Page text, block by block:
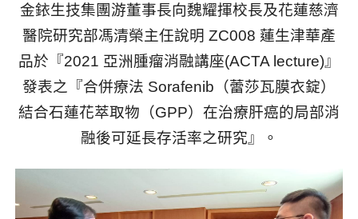
金銥生技集團游董事長向魏耀揮校長及花蓮慈濟
醫院研究部馮清榮主任說明 ZC008 蓮生津華產
品於『2021 亞洲腫瘤消融講座(ACTA lecture)』
發表之『合併療法 Sorafenib （蕾莎瓦膜衣錠）
結合石蓮花萃取物（GPP）在治療肝癌的局部消
融後可延長存活率之研究』。